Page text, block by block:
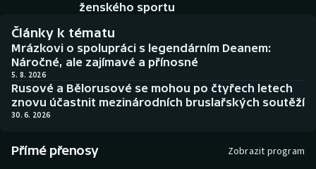
Biatlon
Boby a skeleton
Box
Curling
Historické návraty
Aplikace ČT sport
AZ kvíz
ženského sportu
Články k tématu
Mrázkovi o spolupráci s legendárním Deanem:
Náročné, ale zajímavé a přínosné
5. 8. 2026
Rusové a Bělorusové se mohou po čtyřech letech
znovu účastnit mezinárodních bruslařských soutěží
30. 6. 2026
Přímé přenosy Zobrazit program